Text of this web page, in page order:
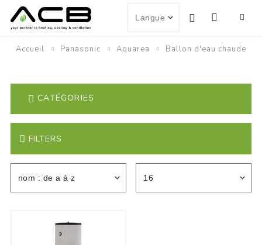
Accueil Panasonic Aquarea Ballon d'eau chaude
FILTERS
CATÉGORIES